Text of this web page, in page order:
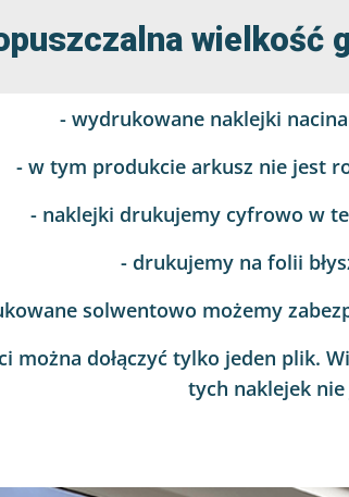
wielkość
- wydrukowane naklejki
- w tym produkcie arkusz nie jest
- naklejki drukujemy cyfrowo w
- drukujemy na folii
solwentowo możemy
można dołączyć tylko jeden plik.
tych naklejek